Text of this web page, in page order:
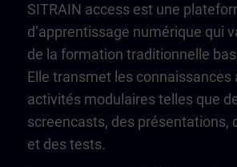
SITRAIN access est une
d’apprentissage numérique qui
de la formation traditionnelle
Elle transmet les connaissances
activités modulaires telles que
screencasts, des présentations,
et des tests.